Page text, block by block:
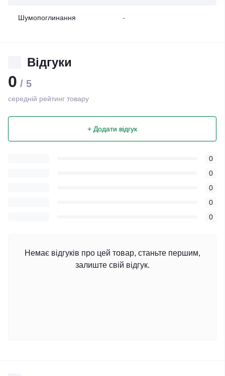
Шумопоглинання -
Відгуки
0 / 5
середній рейтинг товару
+ Додати відгук
0
0
0
0
0
Немає відгуків про цей товар, станьте першим,
залиште свій відгук.